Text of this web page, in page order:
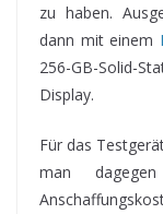
zu haben.
dann mit einem
256-GB-Solid-
Display.
Für das
man